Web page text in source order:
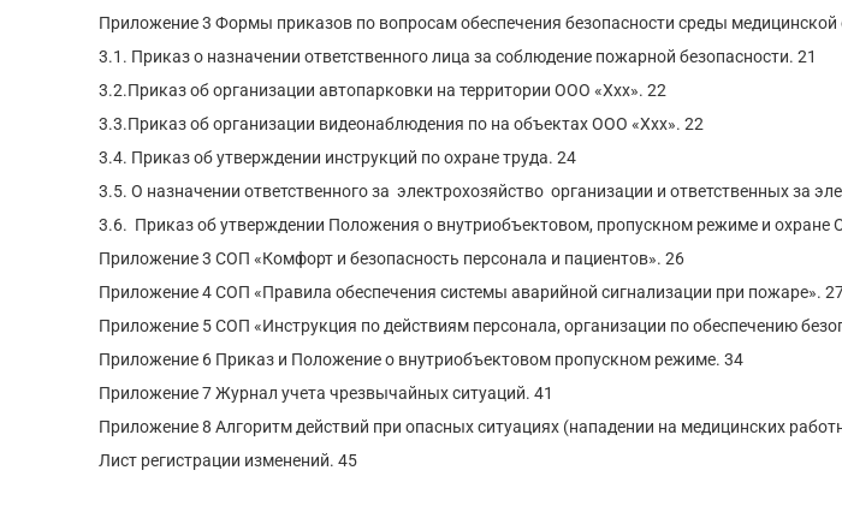
Приложение 3 Формы приказов по вопросам обеспечения безопасности среды медицинской
3.1. Приказ о назначении ответственного лица за соблюдение пожарной безопасности. 21
3.2.Приказ об организации автопарковки на территории ООО «Ххх». 22
3.3.Приказ об организации видеонаблюдения по на объектах ООО «Ххх». 22
3.4. Приказ об утверждении инструкций по охране труда. 24
3.5. О назначении ответственного за электрохозяйство организации и ответственных за
3.6. Приказ об утверждении Положения о внутриобъектовом, пропускном режиме и охране
Приложение 3 СОП «Комфорт и безопасность персонала и пациентов». 26
Приложение 4 СОП «Правила обеспечения системы аварийной сигнализации при пожаре».
Приложение 5 СОП «Инструкция по действиям персонала, организации по обеспечению
Приложение 6 Приказ и Положение о внутриобъектовом пропускном режиме. 34
Приложение 7 Журнал учета чрезвычайных ситуаций. 41
Приложение 8 Алгоритм действий при опасных ситуациях (нападении на медицинских
Лист регистрации изменений. 45